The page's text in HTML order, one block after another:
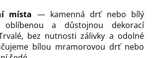
místa — kamenná drť nebo bílý
a důstojnou dekorací
bez nutnosti zálivky a odolné
bílou mramorovou drť nebo